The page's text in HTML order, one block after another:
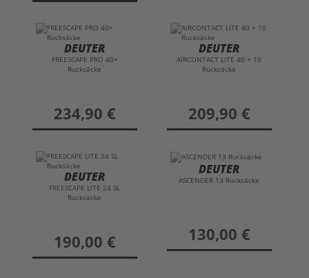
DEUTER
FREESCAPE PRO 40+
Rucksäcke
preis
234,90 €
DEUTER
AIRCONTACT LITE 40 + 10
Rucksäcke
preis
209,90 €
DEUTER
FREESCAPE LITE 24 SL
Rucksäcke
preis
190,00 €
DEUTER
ASCENDER 13 Rucksäcke
preis
130,00 €